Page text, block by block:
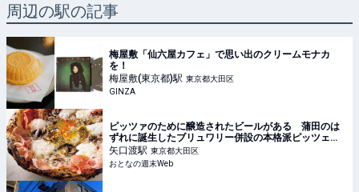
周辺の駅の記事
梅屋敷「仙六屋カフェ」で思い出のクリームモナカ
を！
梅屋敷(東京都)駅 東京都大田区
GINZA
ピッツァのために醸造されたビールがある 蒲田のは
ずれに誕生したブリュワリー併設の本格派ピッツェリ
ア
矢口渡駅 東京都大田区
おとなの週末Web